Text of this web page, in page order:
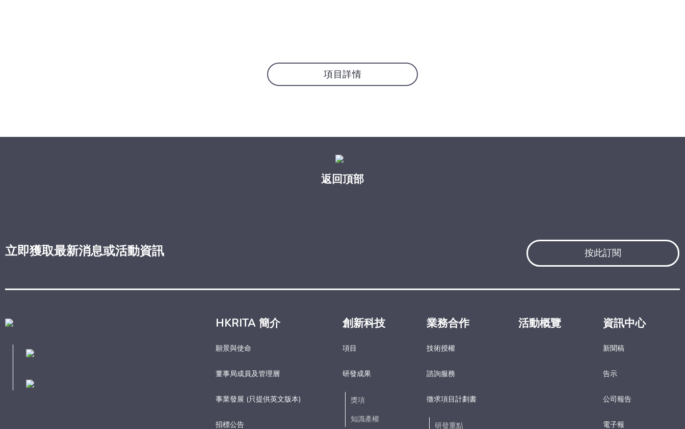
項目詳情
返回頂部
立即獲取最新消息或活動資訊 按此訂閱
HKRITA 簡介
願景與使命
董事局成員及管理層
事業發展 (只提供英文版本)
招標公告
創新科技
項目
研發成果
獎項
知識產權
業務合作
技術授權
諮詢服務
徵求項目計劃書
研發重點​
活動概覽 資訊中心
新聞稿
告示
公司報告
電子報​